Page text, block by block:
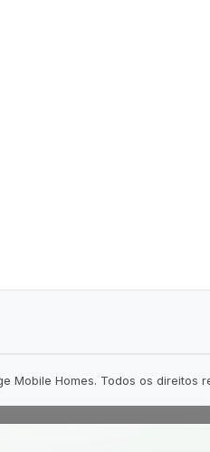
Mobile Homes. Todos os direitos